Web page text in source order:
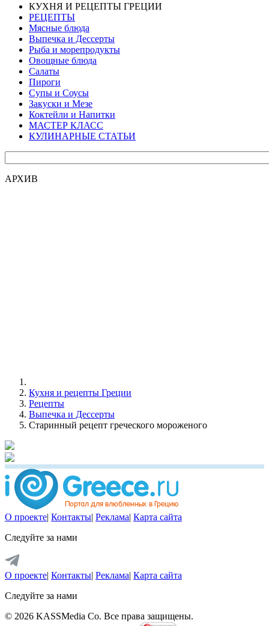
КУХНЯ И РЕЦЕПТЫ ГРЕЦИИ
РЕЦЕПТЫ
Мясные блюда
Выпечка и Дессерты
Рыба и морепродукты
Овощные блюда
Салаты
Пироги
Супы и Соусы
Закуски и Мезе
Коктейли и Напитки
МАСТЕР КЛАСС
КУЛИНАРНЫЕ СТАТЬИ
АРХИВ
Кухня и рецепты Греции
Рецепты
Выпечка и Дессерты
Старинный рецепт греческого мороженого
О проекте| Контакты| Реклама| Карта сайта
Следуйте за нами
О проекте| Контакты| Реклама| Карта сайта
Следуйте за нами
© 2026 KASSMedia Co. Все права защищены.